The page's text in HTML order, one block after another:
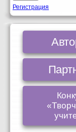
Регистрация